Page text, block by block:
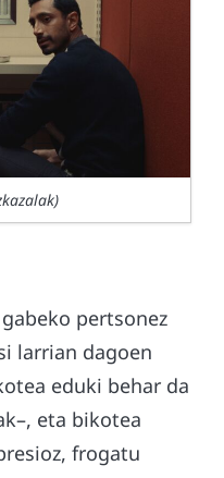
pertsonez
larrian dagoen
eduki behar da
eta bikotea
frogatu